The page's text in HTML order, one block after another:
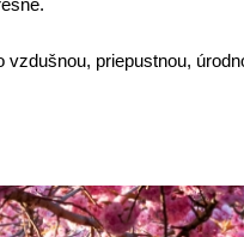
priepustnou,